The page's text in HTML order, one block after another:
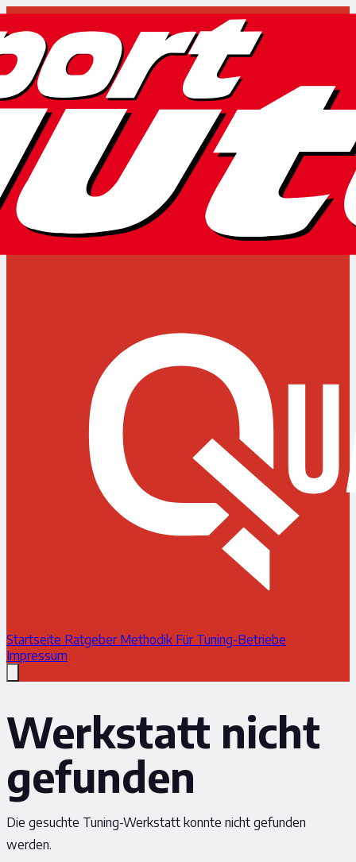
Startseite Ratgeber Methodik Für Tuning-Betriebe
Impressum
Werkstatt nicht
gefunden
Die gesuchte Tuning-Werkstatt konnte nicht gefunden
werden.